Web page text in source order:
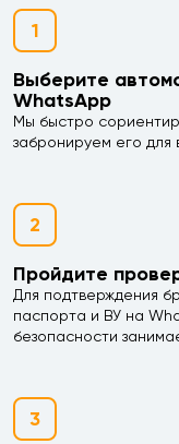
1
Выберите
WhatsApp
Мы быстро
забронируем его для
2
Пройдите
Для подтверждения
паспорта и ВУ на
безопасности
3